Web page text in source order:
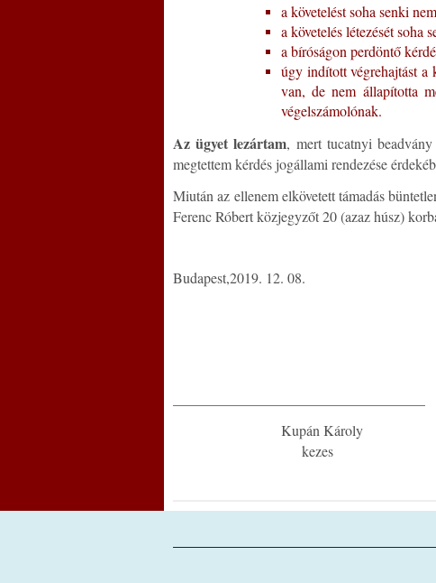
a követelést soha senki
a követelés létezését soha
a bíróságon perdöntő
úgy indított végrehajtást a
van, de nem állapította
végelszámolónak.
Az ügyet lezártam, mert tucatnyi
megtettem kérdés jogállami rendezése
Miután az ellenem elkövetett támadás
Ferenc Róbert közjegyzőt 20 (azaz húsz)
Budapest,2019. 12. 08.
Kupán Károly
kezes